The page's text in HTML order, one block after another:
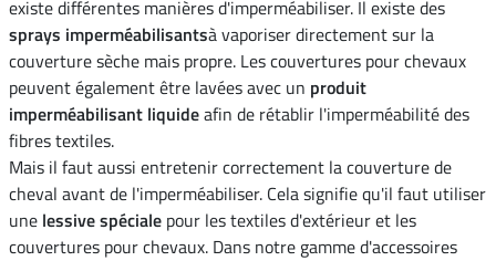
existe différentes manières d'imperméabiliser. Il existe des
sprays imperméabilisantsà vaporiser directement sur la
couverture sèche mais propre. Les couvertures pour chevaux
peuvent également être lavées avec un produit
imperméabilisant liquideafin de rétablir l'imperméabilité des
fibres textiles.
Mais il faut aussi entretenir correctement la couverture de
cheval avant de l'imperméabiliser. Cela signifie qu'il faut utiliser
une lessive spéciale pour les textiles d'extérieur et les
couvertures pour chevaux. Dans notre gamme d'accessoires